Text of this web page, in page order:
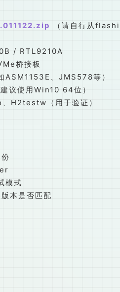
（请自行从
/ RTL9210A
桥接板
ASM1153E、JMS578等）
议使用Win10 64位）
H2testw（用于验证）
模式
本是否匹配